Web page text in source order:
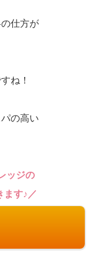
仕方が
ね！
の高い
ッジの
ます♪／